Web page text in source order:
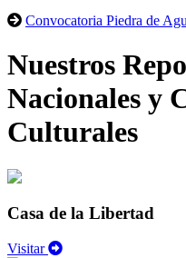
Convocatoria Piedra de
Nuestros
Nacionales y
Culturales
Casa de la Libertad
Visitar